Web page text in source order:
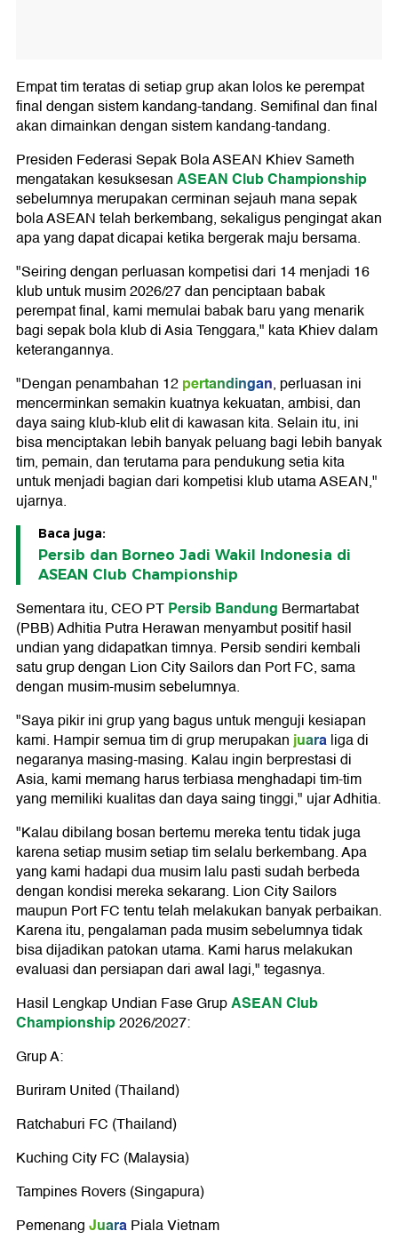
Empat tim teratas di setiap grup akan lolos ke perempat
final dengan sistem kandang-tandang. Semifinal dan final
akan dimainkan dengan sistem kandang-tandang.
Presiden Federasi Sepak Bola ASEAN Khiev Sameth
mengatakan kesuksesanASEAN Club Championship
sebelumnya merupakan cerminan sejauh mana sepak
bola ASEAN telah berkembang, sekaligus pengingat akan
apa yang dapat dicapai ketika bergerak maju bersama.
"Seiring dengan perluasan kompetisi dari 14 menjadi 16
klub untuk musim 2026/27 dan penciptaan babak
perempat final, kami memulai babak baru yang menarik
bagi sepak bola klub di Asia Tenggara," kata Khiev dalam
keterangannya.
"Dengan penambahan 12pertandingan, perluasan ini
mencerminkan semakin kuatnya kekuatan, ambisi, dan
daya saing klub-klub elit di kawasan kita. Selain itu, ini
bisa menciptakan lebih banyak peluang bagi lebih banyak
tim, pemain, dan terutama para pendukung setia kita
untuk menjadi bagian dari kompetisi klub utama ASEAN,"
ujarnya.
Baca juga:
Persib dan Borneo Jadi Wakil Indonesia di
ASEAN Club Championship
Sementara itu, CEO PTPersib Bandung Bermartabat
(PBB) Adhitia Putra Herawan menyambut positif hasil
undian yang didapatkan timnya. Persib sendiri kembali
satu grup dengan Lion City Sailors dan Port FC, sama
dengan musim-musim sebelumnya.
"Saya pikir ini grup yang bagus untuk menguji kesiapan
kami. Hampir semua tim di grup merupakanjuaraliga di
negaranya masing-masing. Kalau ingin berprestasi di
Asia, kami memang harus terbiasa menghadapi tim-tim
yang memiliki kualitas dan daya saing tinggi," ujar Adhitia.
"Kalau dibilang bosan bertemu mereka tentu tidak juga
karena setiap musim setiap tim selalu berkembang. Apa
yang kami hadapi dua musim lalu pasti sudah berbeda
dengan kondisi mereka sekarang. Lion City Sailors
maupun Port FC tentu telah melakukan banyak perbaikan.
Karena itu, pengalaman pada musim sebelumnya tidak
bisa dijadikan patokan utama. Kami harus melakukan
evaluasi dan persiapan dari awal lagi," tegasnya.
Hasil Lengkap Undian Fase GrupASEAN Club
Championship2026/2027:
Grup A:
Buriram United (Thailand)
Ratchaburi FC (Thailand)
Kuching City FC (Malaysia)
Tampines Rovers (Singapura)
PemenangJuaraPiala Vietnam